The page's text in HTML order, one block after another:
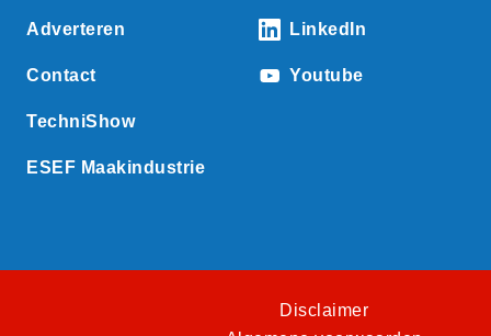
Adverteren
Contact
TechniShow
ESEF Maakindustrie
LinkedIn
Youtube
Disclaimer